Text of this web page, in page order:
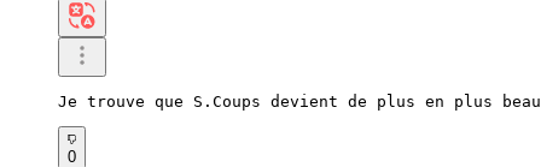
Je trouve que S.Coups devient de plus en plus
0